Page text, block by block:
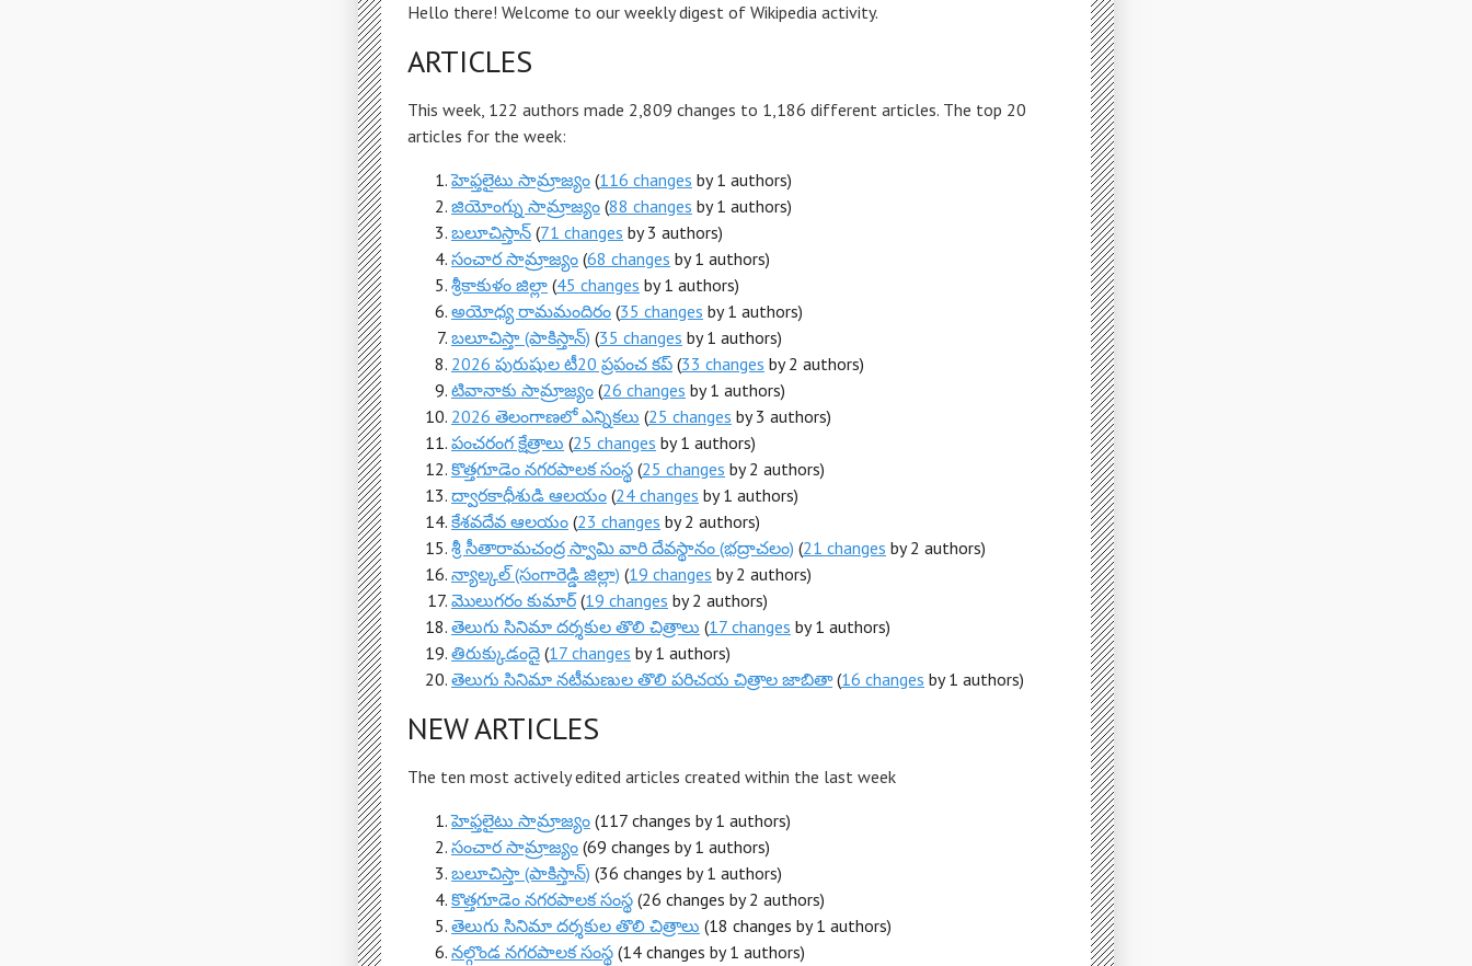
Hello there! Welcome to our weekly digest of Wikipedia activity.
ARTICLES
This week, 122 authors made 2,809 changes to 1,186 different articles. The top 20
articles for the week:
హెఫ్తలైటు సామ్రాజ్యం (116 changes by 1 authors)
జియోంగ్ను సామ్రాజ్యం (88 changes by 1 authors)
బలూచిస్తాన్ (71 changes by 3 authors)
సంచార సామ్రాజ్యం (68 changes by 1 authors)
శ్రీకాకుళం జిల్లా (45 changes by 1 authors)
అయోధ్య రామమందిరం (35 changes by 1 authors)
బలూచిస్తా (పాకిస్తాన్) (35 changes by 1 authors)
2026 పురుషుల టీ20 ప్రపంచ కప్ (33 changes by 2 authors)
టివానాకు సామ్రాజ్యం (26 changes by 1 authors)
2026 తెలంగాణలో ఎన్నికలు (25 changes by 3 authors)
పంచరంగ క్షేత్రాలు (25 changes by 1 authors)
కొత్తగూడెం నగరపాలక సంస్థ (25 changes by 2 authors)
ద్వారకాధీశుడి ఆలయం (24 changes by 1 authors)
కేశవదేవ ఆలయం (23 changes by 2 authors)
శ్రీ సీతారామచంద్ర స్వామి వారి దేవస్థానం (భద్రాచలం) (21 changes by 2 authors)
న్యాల్కల్ (సంగారెడ్డి జిల్లా) (19 changes by 2 authors)
మొలుగరం కుమార్ (19 changes by 2 authors)
తెలుగు సినిమా దర్శకుల తొలి చిత్రాలు (17 changes by 1 authors)
తిరుక్కుడందై (17 changes by 1 authors)
తెలుగు సినిమా నటీమణుల తొలి పరిచయ చిత్రాల జాబితా (16 changes by 1 authors)
NEW ARTICLES
The ten most actively edited articles created within the last week
హెఫ్తలైటు సామ్రాజ్యం (117 changes by 1 authors)
సంచార సామ్రాజ్యం (69 changes by 1 authors)
బలూచిస్తా (పాకిస్తాన్) (36 changes by 1 authors)
కొత్తగూడెం నగరపాలక సంస్థ (26 changes by 2 authors)
తెలుగు సినిమా దర్శకుల తొలి చిత్రాలు (18 changes by 1 authors)
నల్గొండ నగరపాలక సంస్థ (14 changes by 1 authors)